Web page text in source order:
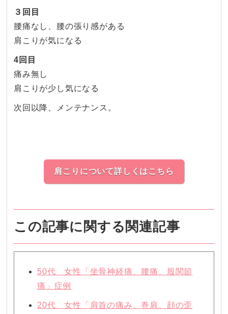
３回目
腰痛なし、腰の張り感がある
肩こりが気になる
4回目
痛み無し
肩こりが少し気になる
次回以降、メンテナンス。
肩こりについて詳しくはこちら
この記事に関する関連記事
50代 女性「坐骨神経痛、腰痛、股関節
痛」症例
20代 女性「肩首の痛み、巻肩、顔の歪